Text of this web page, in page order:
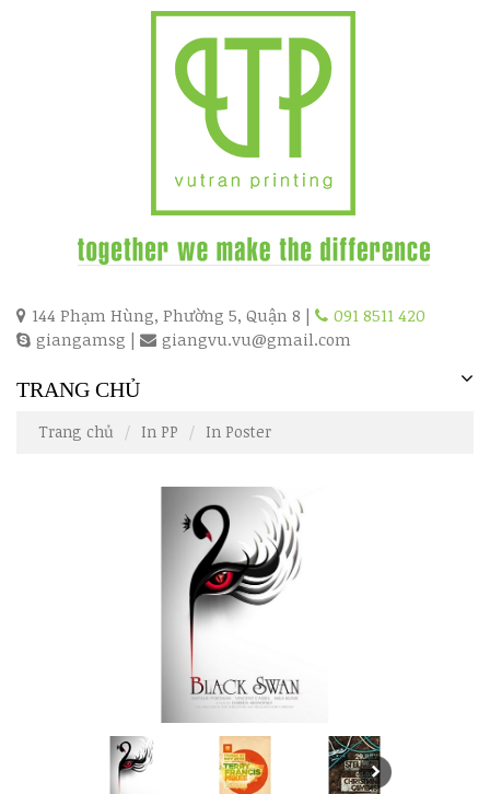
144 Phạm Hùng, Phường 5, Quận 8 |
091 8511 420
giangamsg | giangvu.vu@gmail.com
TRANG CHỦ
Trang chủ In PP In Poster